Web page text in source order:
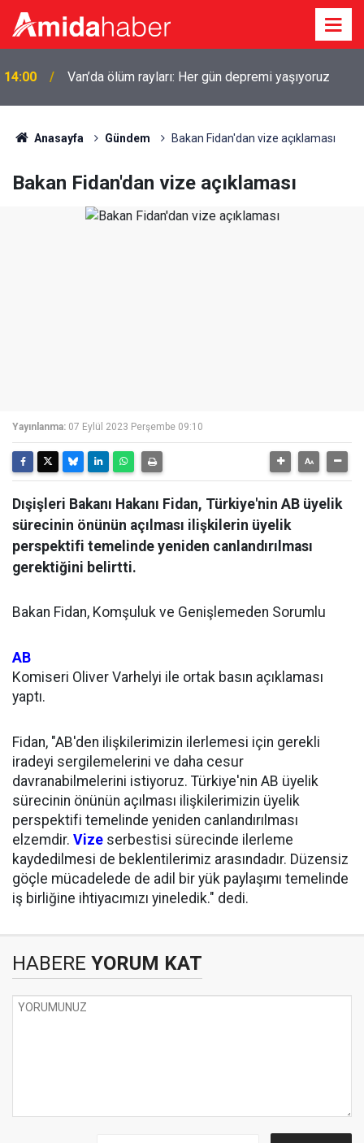
14:00 Van’da ölüm rayları: Her gün depremi yaşıyoruz
Anasayfa Gündem Bakan Fidan'dan vize açıklaması
Bakan Fidan'dan vize açıklaması
Yayınlanma: 07 Eylül 2023 Perşembe 09:10
Dışişleri Bakanı Hakanı Fidan, Türkiye'nin AB üyelik
sürecinin önünün açılması ilişkilerin üyelik
perspektifi temelinde yeniden canlandırılması
gerektiğini belirtti.
Bakan Fidan, Komşuluk ve Genişlemeden Sorumlu
AB
Komiseri Oliver Varhelyi ile ortak basın açıklaması
yaptı.
Fidan, "AB'den ilişkilerimizin ilerlemesi için gerekli
iradeyi sergilemelerini ve daha cesur
davranabilmelerini istiyoruz. Türkiye'nin AB üyelik
sürecinin önünün açılması ilişkilerimizin üyelik
perspektifi temelinde yeniden canlandırılması
elzemdir. Vize serbestisi sürecinde ilerleme
kaydedilmesi de beklentilerimiz arasındadır. Düzensiz
göçle mücadelede de adil bir yük paylaşımı temelinde
iş birliğine ihtiyacımızı yineledik." dedi.
HABERE YORUM KAT